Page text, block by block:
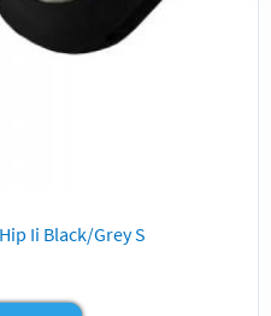
Ii Black/Grey S